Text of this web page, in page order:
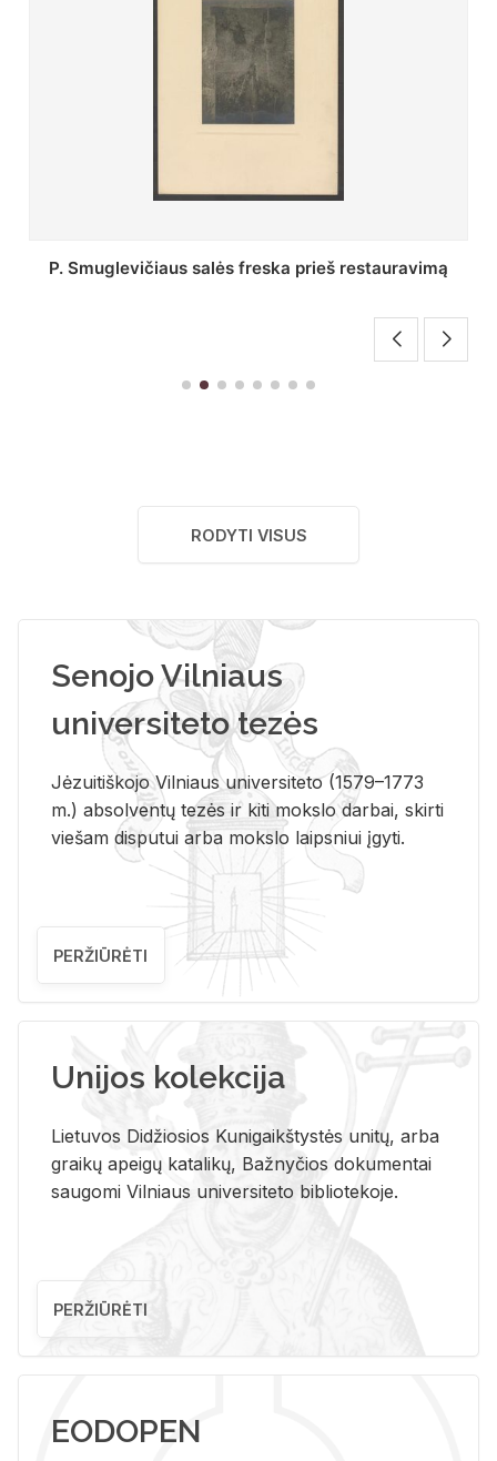
Stepono Batoro universiteto bibliotekos
RODYTI VISUS
Senojo Vilniaus
universiteto tezės
Jėzuitiškojo Vilniaus universiteto (1579–1773
m.) absolventų tezės ir kiti mokslo darbai, skirti
viešam disputui arba mokslo laipsniui įgyti.
PERŽIŪRĖTI
Unijos kolekcija
Lietuvos Didžiosios Kunigaikštystės unitų, arba
graikų apeigų katalikų, Bažnyčios dokumentai
saugomi Vilniaus universiteto bibliotekoje.
PERŽIŪRĖTI
EODOPEN